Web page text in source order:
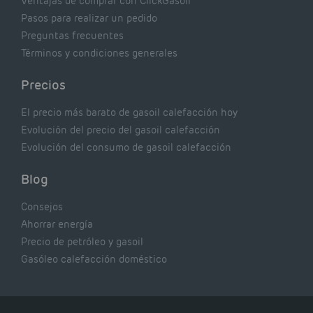
Pasos para realizar un pedido
Preguntas frecuentes
Términos y condiciones generales
Precios
El precio más barato de gasoil calefacción hoy
Evolución del precio del gasoil calefacción
Evolución del consumo de gasoil calefacción
Blog
Consejos
Ahorrar energía
Precio de petróleo y gasoil
Gasóleo calefacción doméstico